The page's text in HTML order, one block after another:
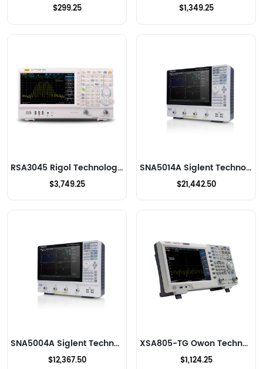
$299.25 $1,349.25
RSA3045 Rigol Technologies Analizadores de RF
$3,749.25
SNA5014A Siglent Technologies NA, Inc. Analizadores de RF
$21,442.50
SNA5004A Siglent Technologies NA, Inc. Analizadores de RF
$12,367.50
XSA805-TG Owon Technology Lilliput Electronics (USA) Inc Analizadores de RF
$1,124.25